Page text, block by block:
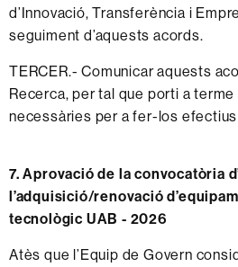
d’Innovació, Transferència i
seguiment d’aquests acords.
TERCER.- Comunicar aquests
Recerca, per tal que porti a
necessàries per a fer-los efectius
7. Aprovació de la convocatòria
l’adquisició/renovació
tecnològic UAB - 2026
Atès que l’Equip de Govern